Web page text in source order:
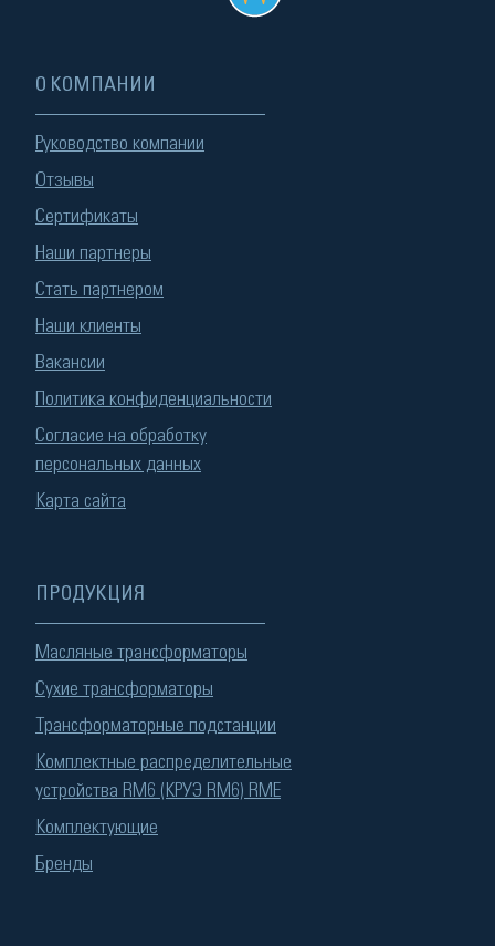
О КОМПАНИИ
Руководство компании
Отзывы
Сертификаты
Наши партнеры
Стать партнером
Наши клиенты
Вакансии
Политика конфиденциальности
Согласие на обработку
персональных данных
Карта сайта
ПРОДУКЦИЯ
Масляные трансформаторы
Сухие трансформаторы
Трансформаторные подстанции
Комплектные распределительные
устройства RM6 (КРУЭ RM6) RME
Комплектующие
Бренды